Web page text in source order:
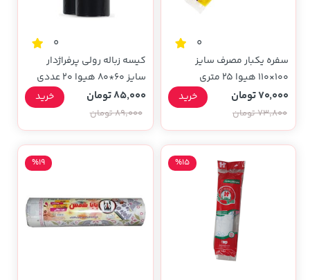
0
سفره یکبار مصرف سایز
100×110 هیوا 25 متری
70,000 تومان
73,800 تومان
خرید
0
کیسه زباله رولی پرفراژدار
سایز 60*80 هیوا 20 عددی
85,000 تومان
89,000 تومان
خرید
%15
%19